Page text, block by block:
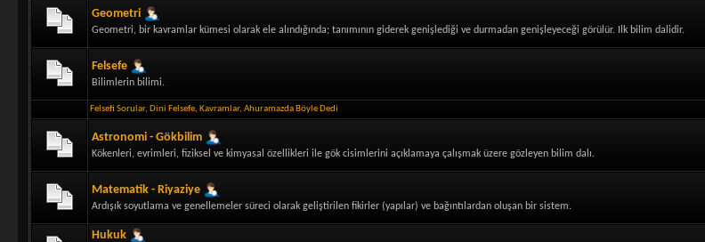
Geometri
Geometri, bir kavramlar kümesi olarak ele alındığında; tanımının giderek genişlediği ve durmadan genişleyeceği görülür. Ilk bilim dalidir.
Felsefe
Bilimlerin bilimi.
Felsefi Sorular, Dini Felsefe, Kavramlar,Ahuramazda Böyle Dedi
Astronomi - Gökbilim
Kökenleri, evrimleri, fiziksel ve kimyasal özellikleri ile gök cisimlerini açıklamaya çalışmak üzere gözleyen bilim dalı.
Matematik - Riyaziye
Ardışık soyutlama ve genellemeler süreci olarak geliştirilen fikirler (yapılar) ve bağıntılardan oluşan bir sistem.
Hukuk